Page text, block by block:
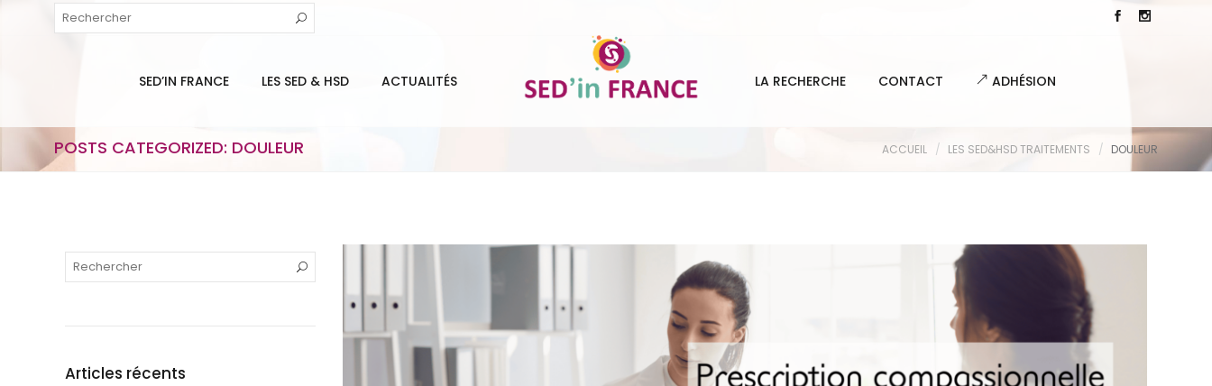
SED’IN FRANCE LES SED & HSD ACTUALITÉS LA RECHERCHE CONTACT ADHÉSION
POSTS CATEGORIZED: DOULEUR ACCUEIL LES SED&HSDTRAITEMENTS DOULEUR
Articles récents